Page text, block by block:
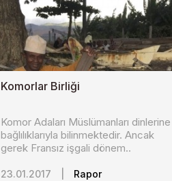
Komorlar Birliği
Komor Adaları Müslümanları dinlerine
bağlılıklarıyla bilinmektedir. Ancak
gerek Fransız işgali dönem..
23.01.2017 Rapor